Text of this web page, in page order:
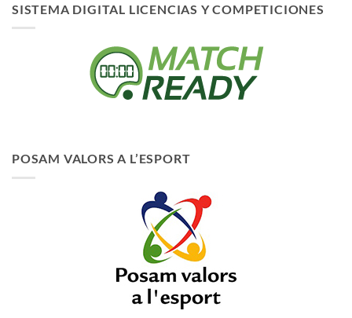
SISTEMA DIGITAL LICENCIAS Y COMPETICIONES
POSAM VALORS A L’ESPORT